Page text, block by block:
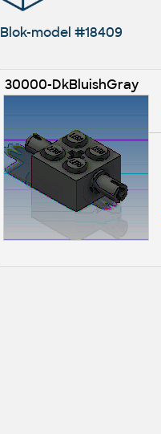
Blok-model #18409
30000-DkBluishGray